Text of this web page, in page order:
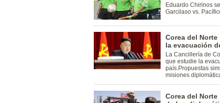
Eduardo Chirinos
Garcilaso vs.
Corea del
la evacuación
La Cancillería de
que estudie la
país.Propuestas
misiones
Corea del